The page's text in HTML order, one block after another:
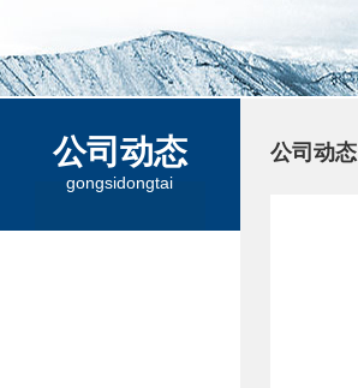
公司动态
gongsidongtai
公司动态